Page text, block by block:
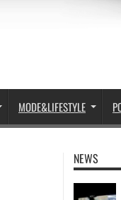
MODE&LIFESTYLE
NEWS